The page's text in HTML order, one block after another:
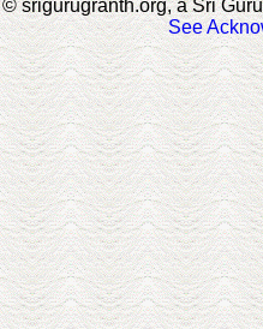
© srigurugranth.org, a Sri
See